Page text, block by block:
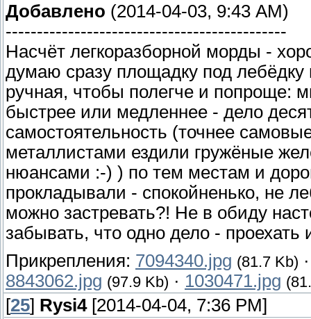
Добавлено (2014-04-03, 9:43 AM)
---------------------------------------------
Насчёт легкоразборной морды -
думаю сразу площадку под лебёдку
ручная, чтобы полегче и попроще:
быстрее или медленнее - дело
самостоятельность (точнее
металлистами ездили гружёные
нюансами :-) ) по тем местам и
прокладывали - спокойненько, не
можно застревать?! Не в обиду
забывать, что одно дело - проехать
Прикрепления: 7094340.jpg (81.7 Kb)
8843062.jpg (97.9 Kb) · 1030471.jpg
[25] Rysi4[2014-04-04, 7:36 PM]